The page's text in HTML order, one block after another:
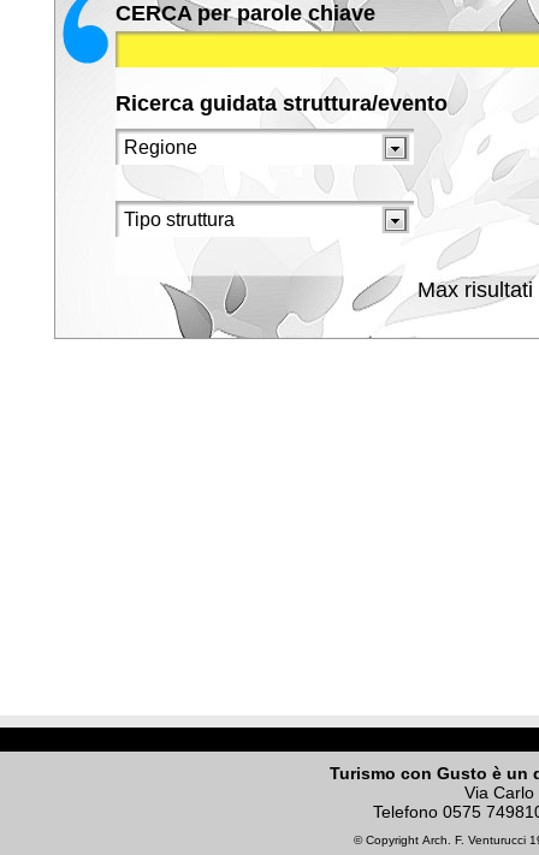
CERCA per parole chiave
Ricerca guidata struttura/evento
Max risultati
Turismo con Gusto è un
Via
Telefono 0575
© Copyright Arch. F. Venturucci